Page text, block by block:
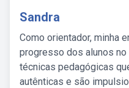
Sandra
Como orientador, minha
progresso dos alunos
técnicas pedagógicas
autênticas e são